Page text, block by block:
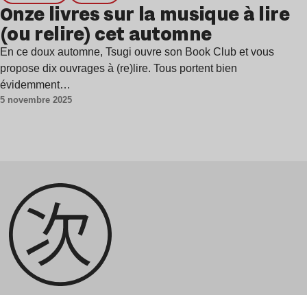
Onze livres sur la musique à lire
(ou relire) cet automne
En ce doux automne, Tsugi ouvre son Book Club et vous
propose dix ouvrages à (re)lire. Tous portent bien
évidemment…
5 novembre 2025